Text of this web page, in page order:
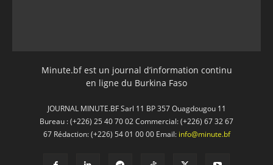
Minute.bf est un journal d’information continu
en ligne du Burkina Faso
JOURNAL MINUTE.BF Sarl 11 BP 357 Ouagdougou 11
Bureau : (+226) 25 40 70 02 Commercial: (+226) 67 32 67
67 Rédaction: (+226) 54 01 00 00 Email: info@minute.bf